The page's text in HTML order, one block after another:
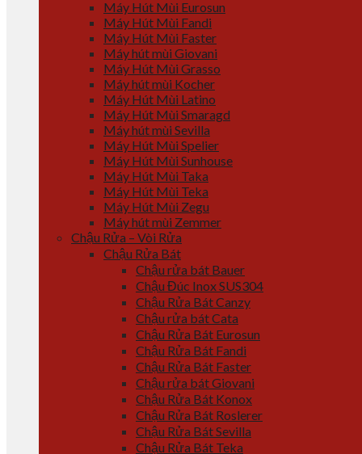
Máy Hút Mùi Eurosun
Máy Hút Mùi Fandi
Máy Hút Mùi Faster
Máy hút mùi Giovani
Máy Hút Mùi Grasso
Máy hút mùi Kocher
Máy Hút Mùi Latino
Máy Hút Mùi Smaragd
Máy hút mùi Sevilla
Máy Hút Mùi Spelier
Máy Hút Mùi Sunhouse
Máy Hút Mùi Taka
Máy Hút Mùi Teka
Máy Hút Mùi Zegu
Máy hút mùi Zemmer
Chậu Rửa – Vòi Rửa
Chậu Rửa Bát
Chậu rửa bát Bauer
Chậu Đúc Inox SUS304
Chậu Rửa Bát Canzy
Chậu rửa bát Cata
Chậu Rửa Bát Eurosun
Chậu Rửa Bát Fandi
Chậu Rửa Bát Faster
Chậu rửa bát Giovani
Chậu Rửa Bát Konox
Chậu Rửa Bát Roslerer
Chậu Rửa Bát Sevilla
Chậu Rửa Bát Teka